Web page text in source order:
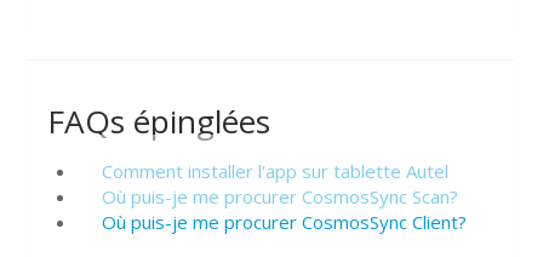
FAQs épinglées
Comment installer l'app sur tablette Autel
Où puis-je me procurer CosmosSync Scan?
Où puis-je me procurer CosmosSync Client?